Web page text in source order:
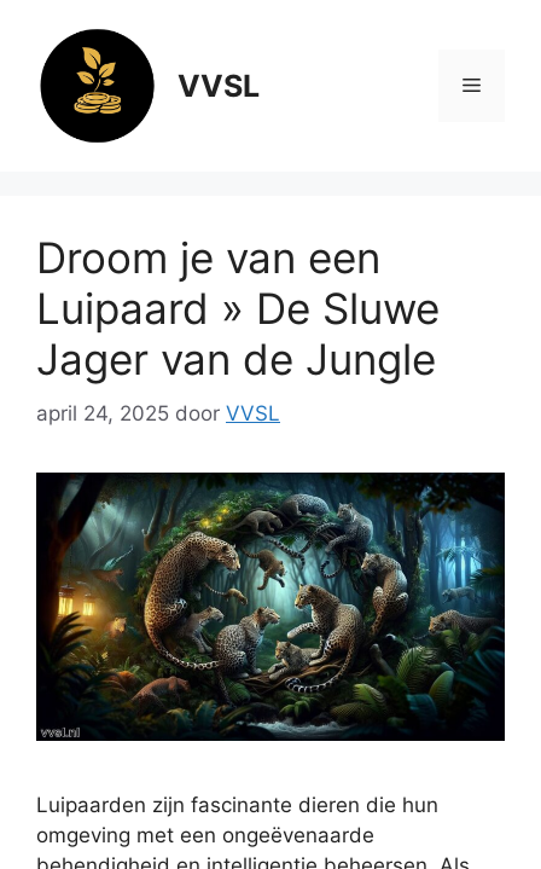
inhoud
VVSL Menu
Droom je van een
Luipaard » De Sluwe
Jager van de Jungle
april 24, 2025 door VVSL
Luipaarden zijn fascinante dieren die hun
omgeving met een ongeëvenaarde